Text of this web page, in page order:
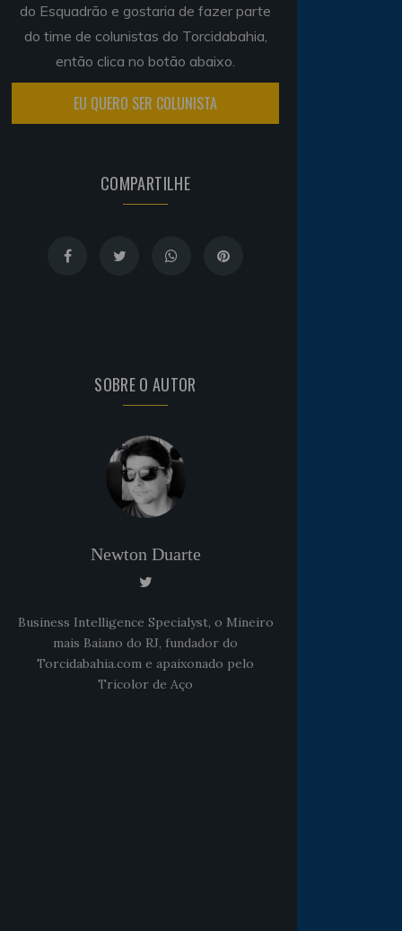
do Esquadrão e gostaria de fazer parte
do time de colunistas do Torcidabahia,
então clica no botão abaixo.
EU QUERO SER COLUNISTA
COMPARTILHE
SOBRE O AUTOR
Newton Duarte
Business Intelligence Specialyst, o Mineiro
mais Baiano do RJ, fundador do
Torcidabahia.com e apaixonado pelo
Tricolor de Aço